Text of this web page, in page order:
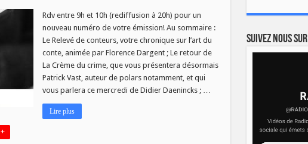
Rdv entre 9h et 10h (rediffusion à 20h) pour un
nouveau numéro de votre émission! Au sommaire :
Le Relevé de conteurs, votre chronique sur l’art du
conte, animée par Florence Dargent ; Le retour de
La Crème du crime, que vous présentera désormais
Patrick Vast, auteur de polars notamment, et qui
vous parlera ce mercredi de Didier Daenincks ; …
Lire plus
Suivez nous sur